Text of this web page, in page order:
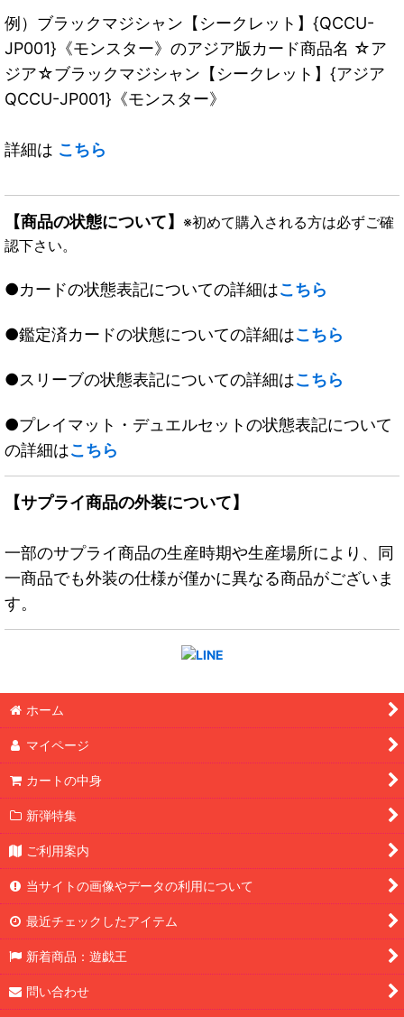
例）ブラックマジシャン【シークレット】{QCCU-
JP001}《モンスター》のアジア版カード商品名 ☆ア
ジア☆ブラックマジシャン【シークレット】{アジア
QCCU-JP001}《モンスター》
詳細は こちら
【商品の状態について】 ※初めて購入される方は必ずご確
認下さい。
●カードの状態表記についての詳細はこちら
●鑑定済カードの状態についての詳細はこちら
●スリーブの状態表記についての詳細はこちら
●プレイマット・デュエルセットの状態表記について
の詳細はこちら
【サプライ商品の外装について】
一部のサプライ商品の生産時期や生産場所により、同
一商品でも外装の仕様が僅かに異なる商品がございま
す。
ホーム
マイページ
カートの中身
新弾特集
ご利用案内
当サイトの画像やデータの利用について
最近チェックしたアイテム
新着商品：遊戯王
問い合わせ